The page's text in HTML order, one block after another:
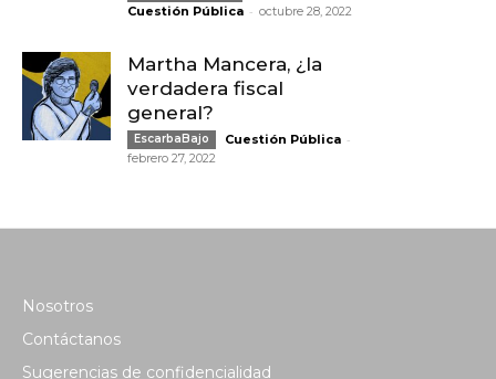
Cuestión Pública - octubre 28, 2022
Martha Mancera, ¿la
verdadera fiscal
general?
EscarbaBajo Cuestión Pública -
febrero 27, 2022
Nosotros
Contáctanos
Sugerencias de confidencialidad